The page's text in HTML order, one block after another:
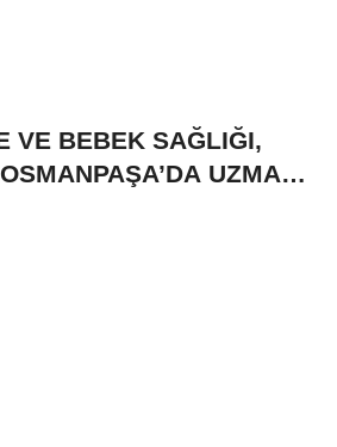
VE BEBEK SAĞLIĞI,
UZMAN